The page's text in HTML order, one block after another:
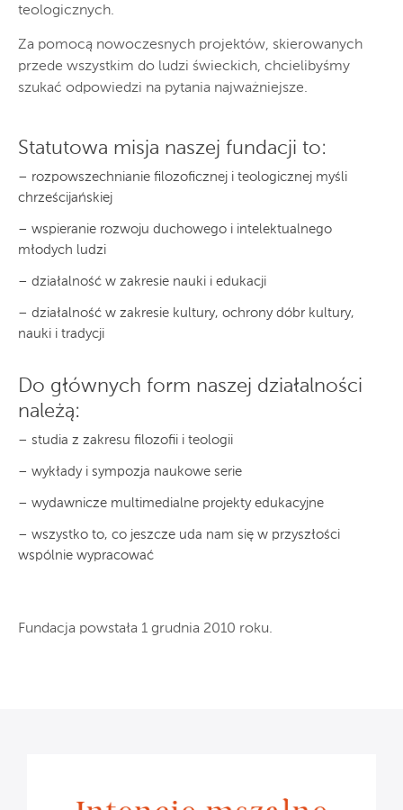
teologicznych.
Za pomocą nowoczesnych projektów, skierowanych
przede wszystkim do ludzi świeckich, chcielibyśmy
szukać odpowiedzi na pytania najważniejsze.
Statutowa misja naszej fundacji to:
– rozpowszechnianie filozoficznej i teologicznej myśli
chrześcijańskiej
– wspieranie rozwoju duchowego i intelektualnego
młodych ludzi
– działalność w zakresie nauki i edukacji
– działalność w zakresie kultury, ochrony dóbr kultury,
nauki i tradycji
Do głównych form naszej działalności
należą:
– studia z zakresu filozofii i teologii
– wykłady i sympozja naukowe serie
– wydawnicze multimedialne projekty edukacyjne
– wszystko to, co jeszcze uda nam się w przyszłości
wspólnie wypracować
Fundacja powstała 1 grudnia 2010 roku.